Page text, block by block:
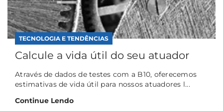
TECNOLOGIA E TENDÊNCIAS
Calcule a vida útil do seu atuador
Através de dados de testes com a B10, oferecemos
estimativas de vida útil para nossos atuadores l...
Continue Lendo